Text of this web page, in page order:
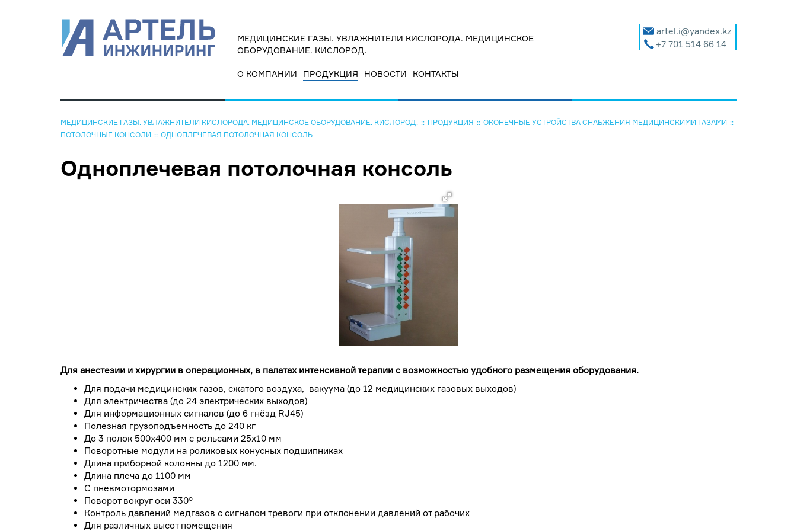
МЕДИЦИНСКИЕ ГАЗЫ. УВЛАЖНИТЕЛИ КИСЛОРОДА. МЕДИЦИНСКОЕ
ОБОРУДОВАНИЕ. КИСЛОРОД.
О КОМПАНИИ ПРОДУКЦИЯ НОВОСТИ КОНТАКТЫ
artel.i@yandex.kz
+7 701 514 66 14
МЕДИЦИНСКИЕ ГАЗЫ. УВЛАЖНИТЕЛИ КИСЛОРОДА. МЕДИЦИНСКОЕ ОБОРУДОВАНИЕ. КИСЛОРОД. ПРОДУКЦИЯ
ОКОНЕЧНЫЕ УСТРОЙСТВА СНАБЖЕНИЯ МЕДИЦИНСКИМИ ГАЗАМИ
ПОТОЛОЧНЫЕ КОНСОЛИ
ОДНОПЛЕЧЕВАЯ ПОТОЛОЧНАЯ КОНСОЛЬ
Одноплечевая потолочная консоль
Для анестезии и хирургии в операционных, в палатах интенсивной терапии с возможностью удобного размещения оборудования.
Для подачи медицинских газов, сжатого воздуха, вакуума (до 12 медицинских газовых выходов)
Для электричества (до 24 электрических выходов)
Для информационных сигналов (до 6 гнёзд RJ45)
Полезная грузоподъемность до 240 кг
До 3 полок 500x400 мм с рельсами 25x10 мм
Поворотные модули на роликовых конусных подшипниках
Длина приборной колонны до 1200 мм.
Длина плеча до 1100 мм
С пневмотормозами
Поворот вокруг оси 330°
Контроль давлений медгазов с сигналом тревоги при отклонении давлений от рабочих
Для различных высот помещения